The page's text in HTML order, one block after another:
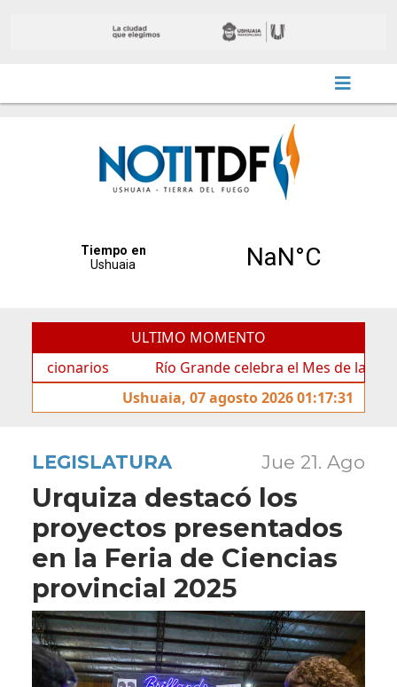
ULTIMO MOMENTO
Río Grande celebra el Mes de las Infancias
Ushuaia, 07 agosto 2026 01:17:31
LEGISLATURA Jue 21. Ago
Urquiza destacó los
proyectos presentados
en la Feria de Ciencias
provincial 2025